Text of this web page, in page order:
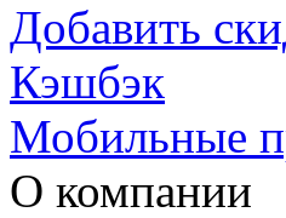
Добавить
Кэшбэк
Мобильные
О компании